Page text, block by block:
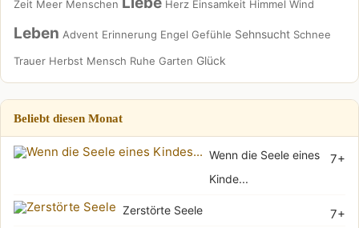
Zeit Meer Menschen Herz Einsamkeit Himmel Wind
Leben Advent Erinnerung Engel Gefühle Sehnsucht Schnee
Trauer Herbst Mensch Ruhe Garten Glück
Beliebt diesen Monat
7+
Wenn die Seele eines
Kinde...
7+
Zerstörte Seele